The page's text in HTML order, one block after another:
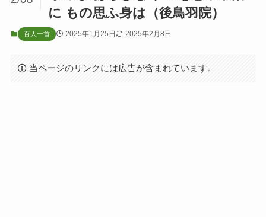
に もの思ふ身は（後鳥羽院）
百人一首 2025年1月25日 2025年2月8日
当ページのリンクには広告が含まれています。